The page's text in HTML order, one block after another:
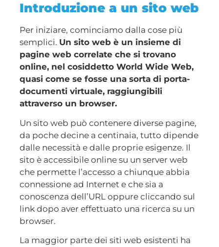
Introduzione a un sito web
Per iniziare, cominciamo dalla cose più
semplici. Un sito web è un insieme di
pagine web correlate che si trovano
online, nel cosiddetto World Wide Web,
quasi come se fosse una sorta di porta-
documenti virtuale, raggiungibili
attraverso un browser.
Un sito web può contenere diverse pagine,
da poche decine a centinaia, tutto dipende
dalle necessità e dalle proprie esigenze. Il
sito è accessibile online su un server web
che permette l’accesso a chiunque abbia
connessione ad Internet e che sia a
conoscenza dell’URL oppure cliccando sul
link dopo aver effettuato una ricerca su un
browser.
La maggior parte dei siti web esistenti ha